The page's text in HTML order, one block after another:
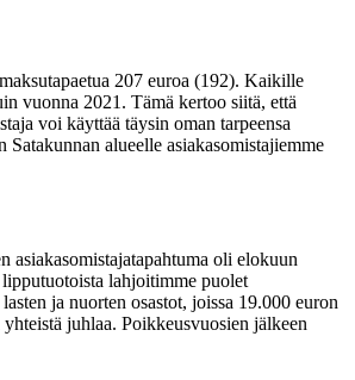
207 euroa (192). Kaikille
vuonna 2021. Tämä kertoo siitä, että
voi käyttää täysin oman tarpeensa
alueelle asiakasomistajiemme
asiakasomistajatapahtuma oli elokuun
lahjoitimme puolet
ja nuorten osastot, joissa 19.000 euron
juhlaa. Poikkeusvuosien jälkeen